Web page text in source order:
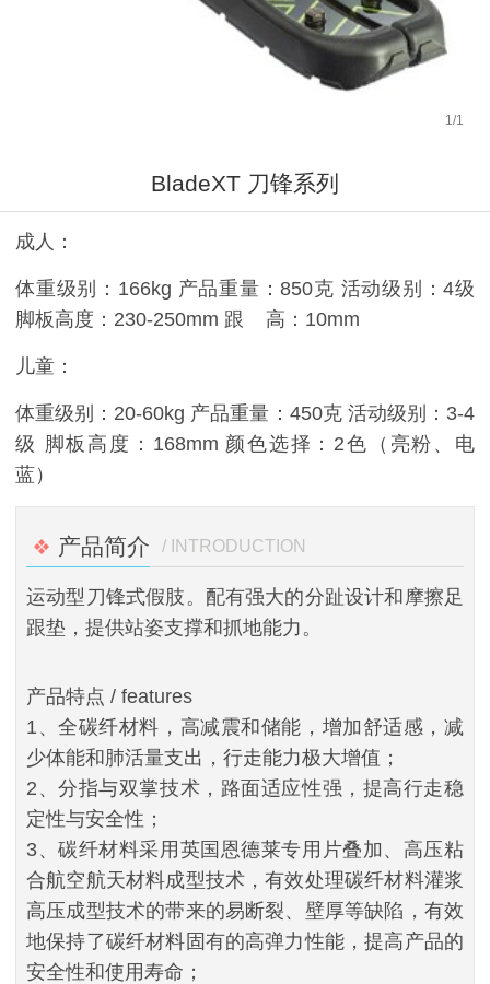
1 /1
BladeXT 刀锋系列
成人：
体重级别：166kg 产品重量：850克 活动级别：4级
脚板高度：230-250mm 跟 高：10mm
儿童：
体重级别：20-60kg 产品重量：450克 活动级别：3-4
级 脚板高度：168mm 颜色选择：2色（亮粉、电
蓝）
产品简介 / INTRODUCTION
运动型刀锋式假肢。配有强大的分趾设计和摩擦足
跟垫，提供站姿支撑和抓地能力。
产品特点 / features
1、全碳纤材料，高减震和储能，增加舒适感，减
少体能和肺活量支出，行走能力极大增值；
2、分指与双掌技术，路面适应性强，提高行走稳
定性与安全性；
3、碳纤材料采用英国恩德莱专用片叠加、高压粘
合航空航天材料成型技术，有效处理碳纤材料灌浆
高压成型技术的带来的易断裂、壁厚等缺陷，有效
地保持了碳纤材料固有的高弹力性能，提高产品的
安全性和使用寿命；